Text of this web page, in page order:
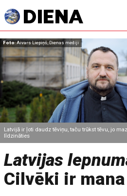
Latvijā ir ļoti daudz tēviņu, taču trūkst tēvu, jo
līdzināties
Foto: Aivars Liepiņš, Dienas mediji
Latvijas
Cilvēki ir